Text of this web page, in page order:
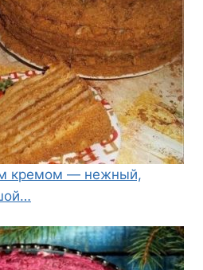
кремом — нежный,